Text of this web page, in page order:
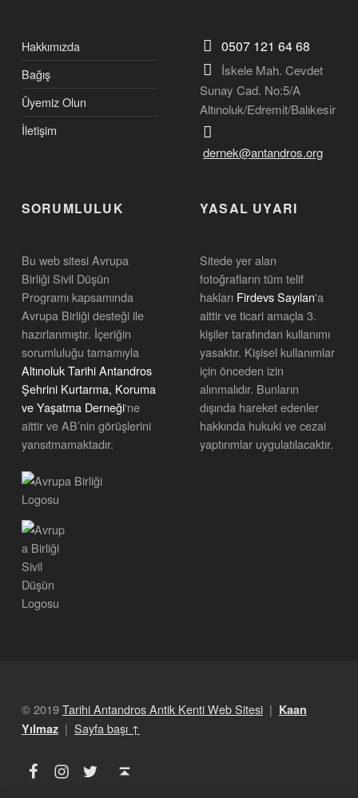
Hakkımızda
Bağış
Üyemiz Olun
İletişim
0507 121 64 68
İskele Mah. Cevdet
Sunay Cad. No:5/A
Altınoluk/Edremit/Balıkesir
dernek@antandros.org
SORUMLULUK
Bu web sitesi Avrupa
Birliği Sivil Düşün
Programı kapsamında
Avrupa Birliği desteği ile
hazırlanmıştır. İçeriğin
sorumluluğu tamamıyla
Altınoluk Tarihi Antandros
Şehrini Kurtarma, Koruma
ve Yaşatma Derneği‘ne
aittir ve AB’nin görüşlerini
yansıtmamaktadır.
YASAL UYARI
Sitede yer alan
fotoğrafların tüm telif
hakları Firdevs Sayılan'a
aittir ve ticari amaçla 3.
kişiler tarafından kullanımı
yasaktır. Kişisel kullanımlar
için önceden izin
alınmalıdır. Bunların
dışında hareket edenler
hakkında hukuki ve cezai
yaptırımlar uygulatılacaktır.
© 2019Tarihi Antandros Antik Kenti Web Sitesi| Kaan
Yılmaz | Sayfa başı ↑
Facebook